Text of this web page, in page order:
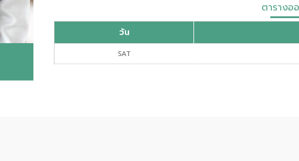
ตารางอ
วัน
SAT